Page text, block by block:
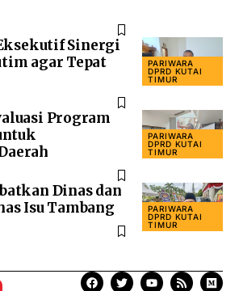
PARIWARA
DPRD KUTAI
TIMUR
Sinergi
agar Tepat
PARIWARA
DPRD KUTAI
TIMUR
Program
PARIWARA
DPRD KUTAI
TIMUR
Dinas dan
Isu Tambang